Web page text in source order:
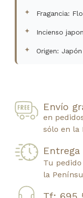
Fragancia:
Incienso
Origen: Japón
Envío
en
sólo en la
Entrega
Tu
la